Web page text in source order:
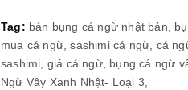
Tag: bán bụng cá ngừ nhật bản,
mua cá ngừ,sashimi cá ngừ, cá
sashimi, giá cá ngừ, bụng cá ngừ
Ngừ Vây Xanh Nhật- Loại 3,